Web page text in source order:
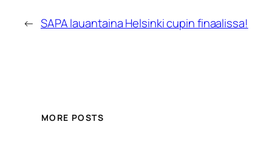
← SAPA lauantaina Helsinki cupin finaalissa!
MORE POSTS